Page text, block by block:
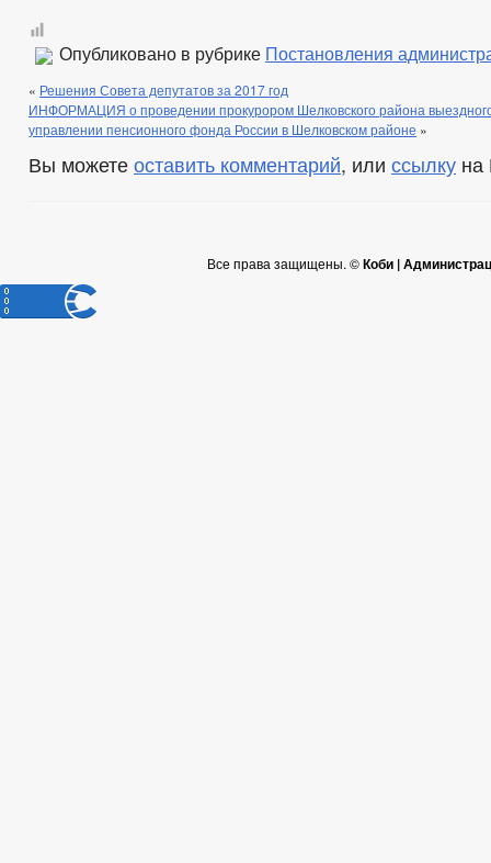
Опубликовано в рубрике Постановления
« Решения Совета депутатов за 2017 год
ИНФОРМАЦИЯ о проведении прокурором Шелковского района
управлении пенсионного фонда России в Шелковском районе »
Вы можете оставить комментарий, или ссылку на
Все права защищены. ©Коби |